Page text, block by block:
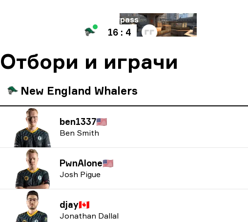
Overpass
16 : 4
Отбори и играчи
New England Whalers
ben1337🇺🇸
Ben Smith
PwnAlone🇺🇸
Josh Pigue
djay🇨🇦
Jonathan Dallal